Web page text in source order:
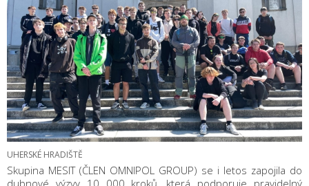
UHERSKÉ HRADIŠTĚ
Skupina MESIT (ČLEN OMNIPOL GROUP) se i letos zapojila do
dubnové výzvy 10 000 kroků, která podporuje pravidelný